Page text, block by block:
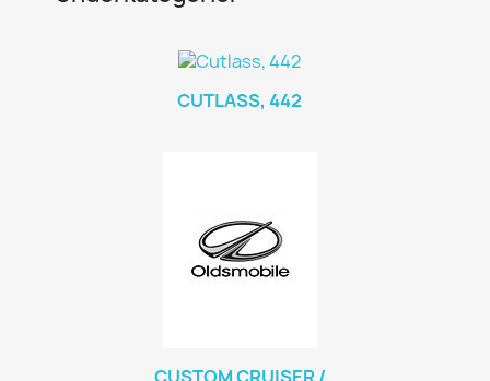
CUTLASS, 442